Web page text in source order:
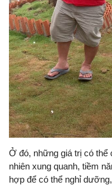
Ở đó, những giá trị có thể
nhiên xung quanh, tiềm
hợp để có thể nghỉ